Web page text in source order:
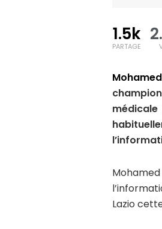
1.5k
PARTAGE
Lazio